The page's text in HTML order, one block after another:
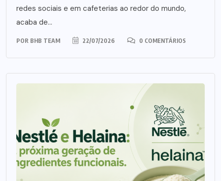
redes sociais e em cafeterias ao redor do mundo,
acaba de...
POR BHB TEAM 22/07/2026 0 COMENTÁRIOS